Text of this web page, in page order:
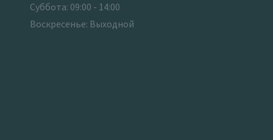
Суббота: 09:00 - 14:00
Воскресенье: Выходной